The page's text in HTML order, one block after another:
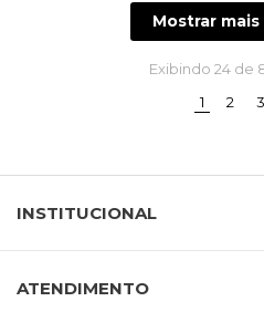
Mostrar
Exibindo 24de
1(current)
2 3
INSTITUCIONAL
ATENDIMENTO